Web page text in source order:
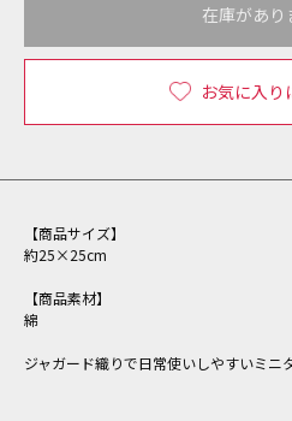
お気に入り
在庫があり
【商品サイズ】
約25×25cm
【商品素材】
綿
ジャガード織りで日常使いしやすいミニ